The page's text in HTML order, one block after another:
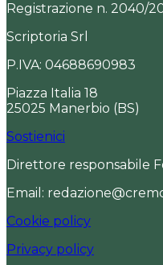
Registrazione n. 2040/
Scriptoria Srl
P.IVA: 04688690983
Piazza Italia 18
25025 Manerbio (BS)
Sostienici
Direttore responsabile
Email:
Cookie policy
Privacy policy